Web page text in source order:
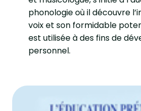
phonologie où il découvre
voix et son formidable
est utilisée à des fins de
personnel.